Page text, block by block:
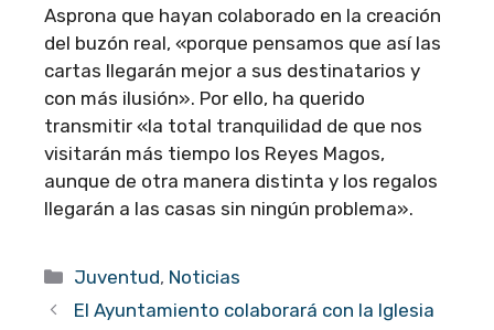
Asprona que hayan colaborado en la creación
del buzón real, «porque pensamos que así las
cartas llegarán mejor a sus destinatarios y
con más ilusión». Por ello, ha querido
transmitir «la total tranquilidad de que nos
visitarán más tiempo los Reyes Magos,
aunque de otra manera distinta y los regalos
llegarán a las casas sin ningún problema».
Categorías
Juventud, Noticias
El Ayuntamiento colaborará con la Iglesia